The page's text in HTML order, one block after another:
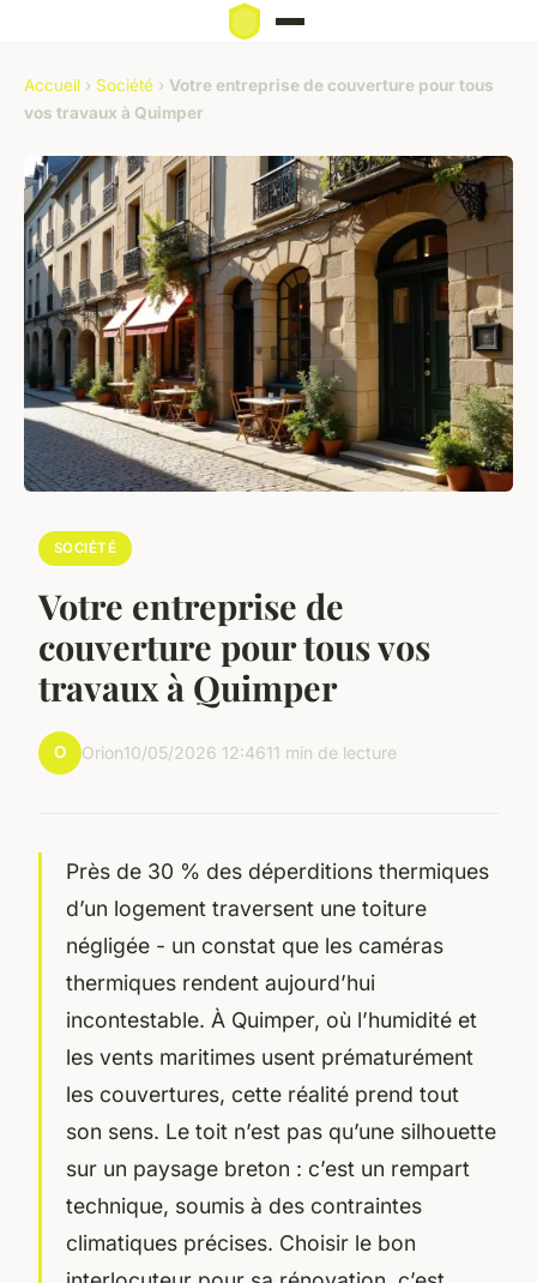
Accueil › Société › Votre entreprise de couverture pour tous
vos travaux à Quimper
SOCIÉTÉ
Votre entreprise de
couverture pour tous vos
travaux à Quimper
O Orion10/05/2026 12:4611 min de lecture
Près de 30 % des déperditions thermiques
d’un logement traversent une toiture
négligée - un constat que les caméras
thermiques rendent aujourd’hui
incontestable. À Quimper, où l’humidité et
les vents maritimes usent prématurément
les couvertures, cette réalité prend tout
son sens. Le toit n’est pas qu’une silhouette
sur un paysage breton : c’est un rempart
technique, soumis à des contraintes
climatiques précises. Choisir le bon